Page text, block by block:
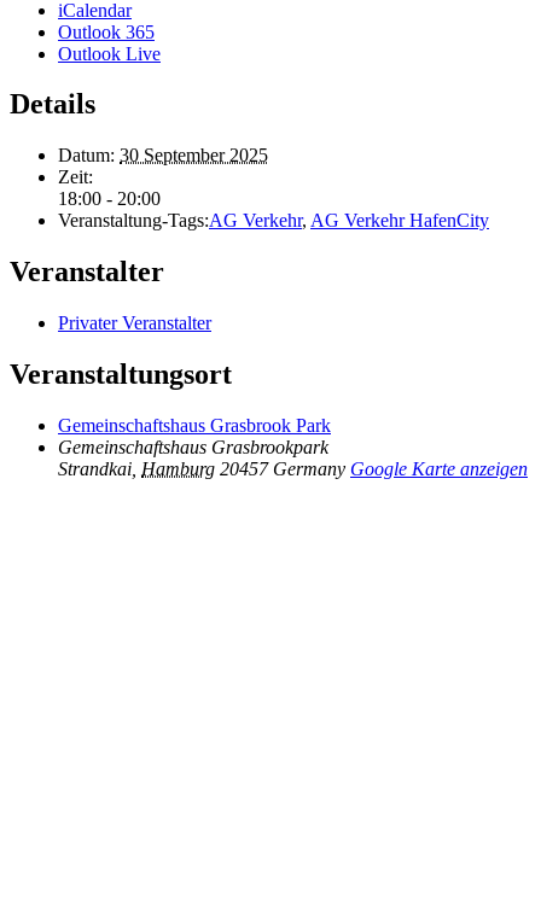
iCalendar
Outlook 365
Outlook Live
Details
Datum: 30 September 2025
Zeit:
18:00 - 20:00
Veranstaltung-Tags:AG Verkehr, AG Verkehr HafenCity
Veranstalter
Privater Veranstalter
Veranstaltungsort
Gemeinschaftshaus Grasbrook Park
Gemeinschaftshaus Grasbrookpark
Strandkai Hamburg 20457 Germany Google Karte anzeigen